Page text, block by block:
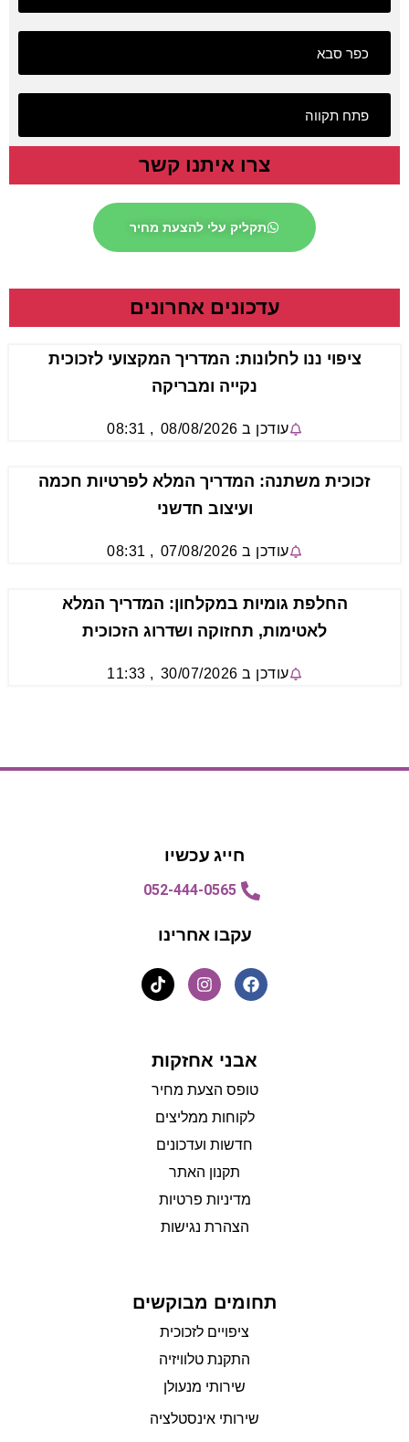
כפר סבא
פתח תקווה
צרו איתנו קשר
תקליק עלי להצעת מחיר
עדכונים אחרונים
ציפוי ננו לחלונות: המדריך המקצועי לזכוכית
נקייה ומבריקה
עודכן ב 08/08/2026
,
08:31
זכוכית משתנה: המדריך המלא לפרטיות חכמה
ועיצוב חדשני
עודכן ב 07/08/2026
,
08:31
החלפת גומיות במקלחון: המדריך המלא
לאטימות, תחזוקה ושדרוג הזכוכית
עודכן ב 30/07/2026
,
11:33
חייג עכשיו
052-444-0565
עקבו אחרינו
אבני אחזקות
טופס הצעת מחיר
לקוחות ממליצים
חדשות ועדכונים
תקנון האתר
מדיניות פרטיות
הצהרת נגישות
תחומים מבוקשים
ציפויים לזכוכית
התקנת טלוויזיה
שירותי מנעולן
שירותי אינסטלציה